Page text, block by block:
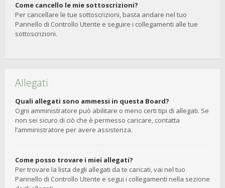
Come cancello le mie sottoscrizioni?
Per cancellare le tue sottoscrizioni, basta andare nel tuo
Pannello di Controllo Utente e seguire i collegamenti alle tue
sottoscrizioni.
Allegati
Quali allegati sono ammessi in questa Board?
Ogni amministratore può abilitare o meno certi tipi di allegati. Se
non sei sicuro di ciò che è permesso caricare, contatta
l’amministratore per avere assistenza.
Come posso trovare i miei allegati?
Per trovare la lista degli allegati da te caricati, vai nel tuo
Pannello di Controllo Utente e segui i collegamenti nella sezione